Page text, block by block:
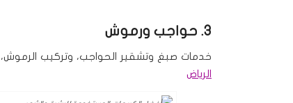
3. حواجب ورموش
خدمات صبغ وتشقير الحواجب، وتركيب الرموش،
الرياض